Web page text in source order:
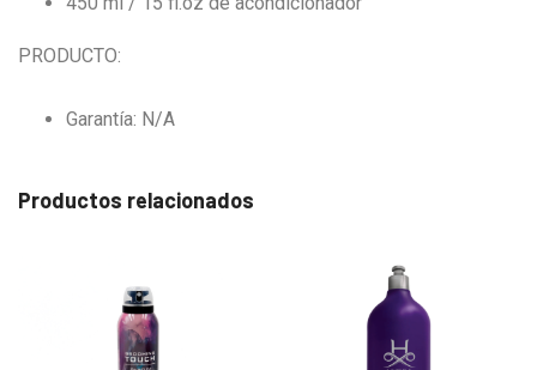
PRODUCTO:
Garantía: N/A
Productos relacionados